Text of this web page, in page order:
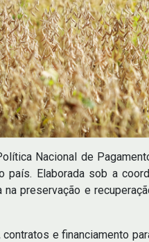
Nacional de
Elaborada sob a
preservação e
e financiamento